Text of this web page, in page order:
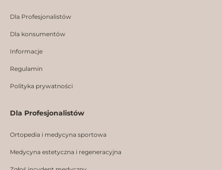
Dla Profesjonalistów
Dla konsumentów
Informacje
Regulamin
Polityka prywatności
Dla Profesjonalistów
Ortopedia i medycyna sportowa
Medycyna estetyczna i regeneracyjna